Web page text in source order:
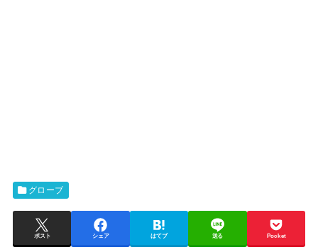
グローブ
ポスト シェア はてブ 送る Pocket